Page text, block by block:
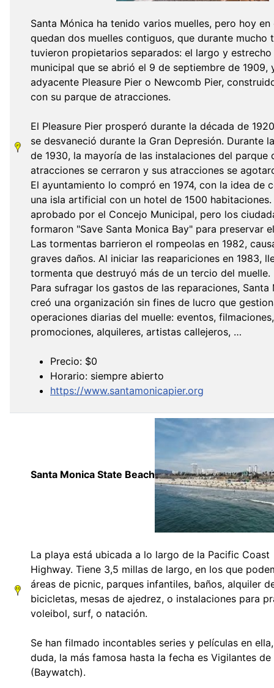
Santa Mónica ha tenido varios muelles, pero hoy
quedan dos muelles contiguos, que durante mucho
tuvieron propietarios separados: el largo y estrecho
municipal que se abrió el 9 de septiembre de 1909,
adyacente Pleasure Pier o Newcomb Pier,
con su parque de atracciones.
El Pleasure Pier prosperó durante la década de
se desvaneció durante la Gran Depresión. Durante
de 1930, la mayoría de las instalaciones del parque
atracciones se cerraron y sus atracciones se
El ayuntamiento lo compró en 1974, con la idea de
una isla artificial con un hotel de 1500 habitaciones.
aprobado por el Concejo Municipal, pero los
formaron "Save Santa Monica Bay" para preservar
Las tormentas barrieron el rompeolas en 1982,
graves daños. Al iniciar las reapariciones en 1983,
tormenta que destruyó más de un tercio del muelle.
Para sufragar los gastos de las reparaciones, Santa
creó una organización sin fines de lucro que
operaciones diarias del muelle: eventos, filmaciones,
promociones, alquileres, artistas callejeros, …
Precio: $0
Horario: siempre abierto
https://www.santamonicapier.org
Santa Monica State Beach
La playa está ubicada a lo largo de la Pacific Coast
Highway. Tiene 3,5 millas de largo, en los que
áreas de picnic, parques infantiles, baños, alquiler
bicicletas, mesas de ajedrez, o instalaciones para
voleibol, surf, o natación.
Se han filmado incontables series y películas en
duda, la más famosa hasta la fecha es Vigilantes de
(Baywatch).